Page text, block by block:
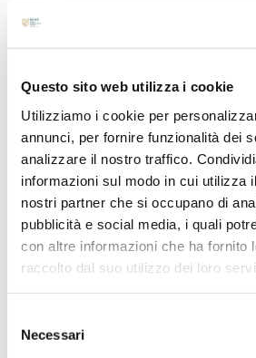
Questo sito web utilizza i cookie
Utilizziamo i cookie per
annunci, per fornire funzionalità dei
analizzare il nostro traffico.
informazioni sul modo in cui utilizza
nostri partner che si occupano di
pubblicità e social media, i quali
con altre informazioni che ha fornito
raccolto dal suo utilizzo dei loro
delNecessari
Marzo 2024
Febbraio 2024
Settembre 2023
Agosto 2023
Giugno 2023
Febbraio 2023